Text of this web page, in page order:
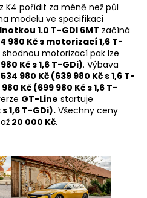
K4 pořídit za méně než půl
modelu ve specifikaci
1.0 T-GDI 6MT začíná
980 Kč s motorizací 1,6 T-
shodnou motorizací pak lze
Kč s 1,6 T-GDi). Výbava
534 980 Kč (639 980 Kč s 1,6 T-
Kč (699 980 Kč s 1,6 T-
GT-Line startuje
1,6 T-GDi). Všechny ceny
20 000 Kč.